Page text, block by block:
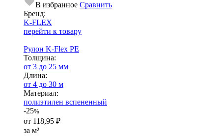
В избранное Сравнить
Бренд:
K-FLEX
перейти к товару
Рулон K-Flex PE
Тол­щи­на:
от 3 до 25 мм
Длина:
от 4 до 30 м
Ма­­те­­ри­­ал:
полиэтилен вспененный
-25%
от 118,95 ₽
за м²